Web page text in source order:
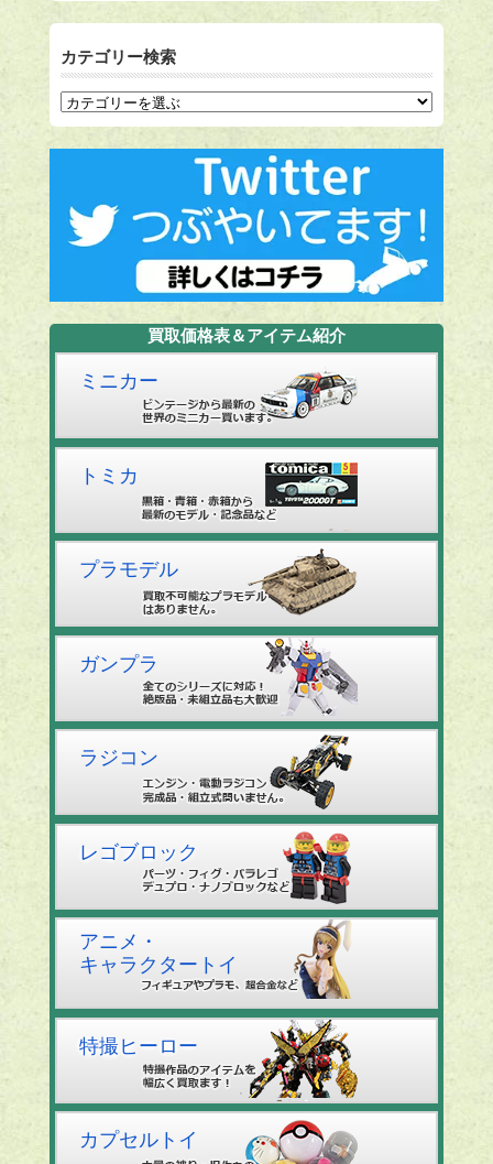
カテゴリー検索
買取価格表＆アイテム紹介
ミニカー
トミカ
プラモデル
ガンプラ
ラジコン
レゴブロック
アニメ・
キャラクタートイ
特撮ヒーロー
カプセルトイ